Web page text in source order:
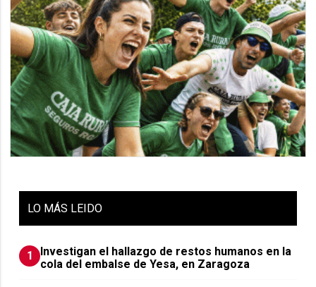
LO MÁS LEIDO
1
Investigan el hallazgo de restos humanos en la
cola del embalse de Yesa, en Zaragoza